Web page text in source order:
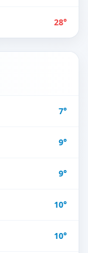
28°
7°
9°
9°
10°
10°